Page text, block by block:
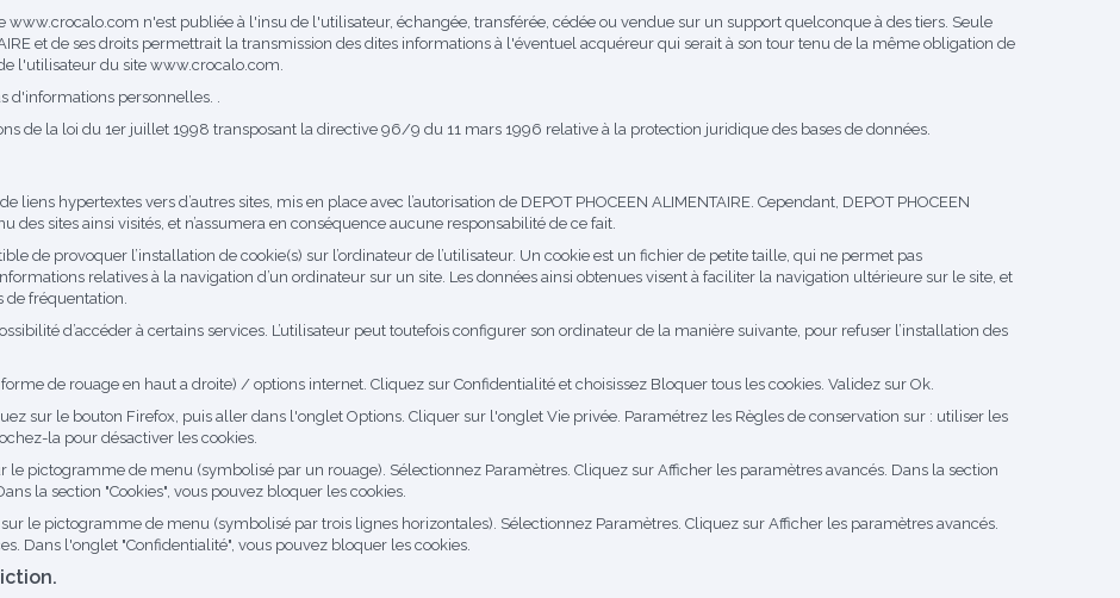
www.crocalo.com n'est publiée à l'insu de l'utilisateur, échangée, transférée, cédée ou vendue sur un support quelconque à des tiers. Seule
et de ses droits permettrait la transmission des dites informations à l'éventuel acquéreur qui serait à son tour tenu de la même obligation de
l'utilisateur du site www.crocalo.com.
d'informations personnelles. .
de la loi du 1er juillet 1998 transposant la directive 96/9 du 11 mars 1996 relative à la protection juridique des bases de données.
liens hypertextes vers d’autres sites, mis en place avec l’autorisation de DEPOT PHOCEEN ALIMENTAIRE. Cependant, DEPOT PHOCEEN
des sites ainsi visités, et n’assumera en conséquence aucune responsabilité de ce fait.
de provoquer l’installation de cookie(s) sur l’ordinateur de l’utilisateur. Un cookie est un fichier de petite taille, qui ne permet pas
relatives à la navigation d’un ordinateur sur un site. Les données ainsi obtenues visent à faciliter la navigation ultérieure sur le site, et
de fréquentation.
d’accéder à certains services. L’utilisateur peut toutefois configurer son ordinateur de la manière suivante, pour refuser l’installation des
de rouage en haut a droite) / options internet. Cliquez sur Confidentialité et choisissez Bloquer tous les cookies. Validez sur Ok.
sur le bouton Firefox, puis aller dans l'onglet Options. Cliquer sur l'onglet Vie privée. Paramétrez les Règles de conservation sur : utiliser les
la pour désactiver les cookies.
le pictogramme de menu (symbolisé par un rouage). Sélectionnez Paramètres. Cliquez sur Afficher les paramètres avancés. Dans la section
la section "Cookies", vous pouvez bloquer les cookies.
le pictogramme de menu (symbolisé par trois lignes horizontales). Sélectionnez Paramètres. Cliquez sur Afficher les paramètres avancés.
Dans l'onglet "Confidentialité", vous pouvez bloquer les cookies.